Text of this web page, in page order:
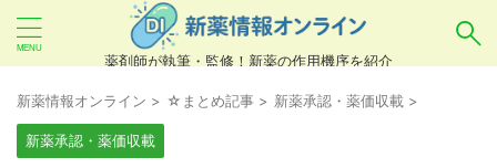
薬剤師が執筆・監修！新薬の作用機序を紹介
新薬情報オンライン > ☆まとめ記事 > 新薬承認・薬価収載 >
新薬承認・薬価収載